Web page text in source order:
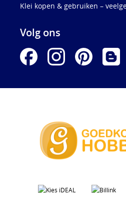
Klei kopen & gebruiken –
Volg ons